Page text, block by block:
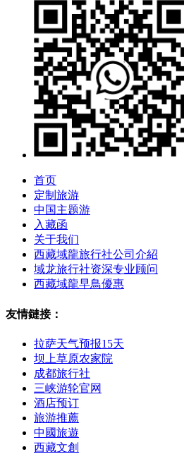
首页
定制旅游
中国主题游
入藏函
关于我们
西藏域龍旅行社公司介紹
域龙旅行社资深专业顾问
西藏域龍早鳥優惠
友情鏈接：
拉萨天气预报15天
坝上草原农家院
成都旅行社
三峡游轮官网
酒店预订
旅游推薦
中國旅遊
西藏文創